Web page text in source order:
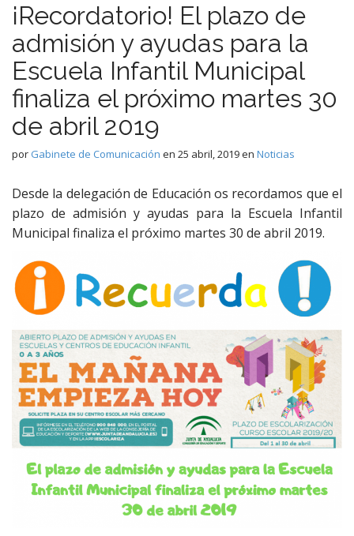
¡Recordatorio! El plazo de
admisión y ayudas para la
Escuela Infantil Municipal
finaliza el próximo martes 30
de abril 2019
por Gabinete de Comunicación en 25 abril, 2019en Noticias
Desde la delegación de Educación os recordamos que el
plazo de admisión y ayudas para la Escuela Infantil
Municipal finaliza el próximo martes 30 de abril 2019.